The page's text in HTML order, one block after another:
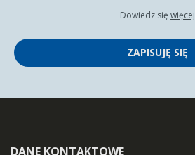
Dowiedz się więcej
ZAPISUJĘ SIĘ
DANE KONTAKTOWE